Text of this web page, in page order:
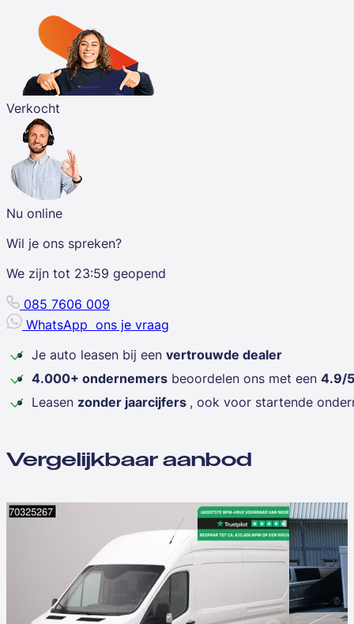
Verkocht
Nu online
Wil je ons spreken?
We zijn tot 23:59 geopend
085 7606 009
WhatsApp ons je vraag
Je auto leasen bij een vertrouwde dealer
4.000+ ondernemers beoordelen ons met een 4.9/5
Leasen zonder jaarcijfers , ook voor startende
Vergelijkbaar aanbod